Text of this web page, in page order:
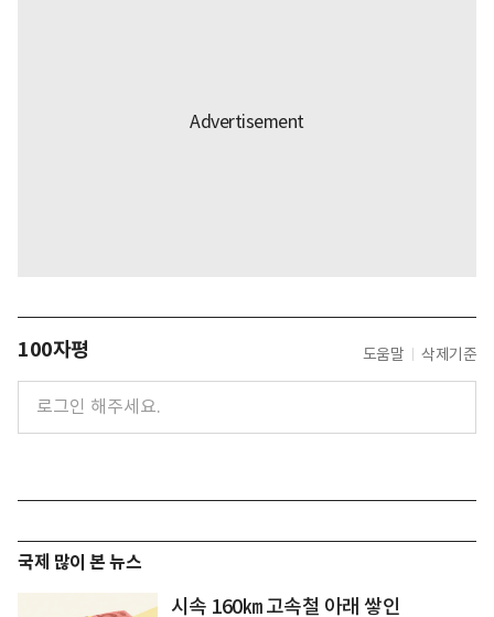
100자평 도움말 삭제기준
국제 많이 본 뉴스
시속 160㎞ 고속철 아래 쌓인